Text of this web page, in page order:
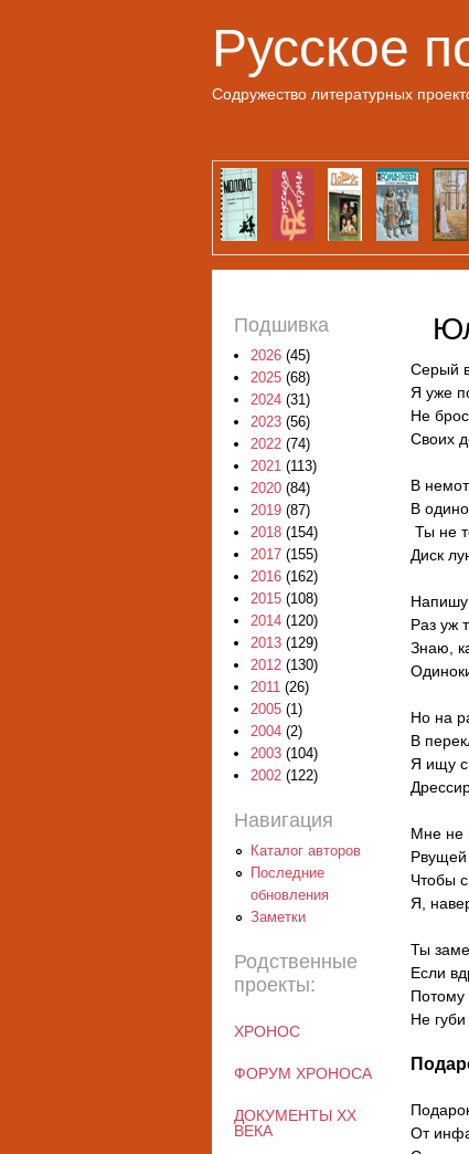
Русское
Содружество литературных
Серый
Я уже
Не
Своих
В
В
Ты не
Диск
Напишу
Раз уж
Знаю,
Но на
В
Я ищу
Мне не
Рвущей
Чтобы с
Я,
Ты
Если
Потому
Не
От
Подшивка
2026 (45)
2025 (68)
2024 (31)
2023 (56)
2022 (74)
2021 (113)
2020 (84)
2019 (87)
2018 (154)
2017 (155)
2016 (162)
2015 (108)
2014 (120)
2013 (129)
2012 (130)
2011 (26)
2005 (1)
2004 (2)
2003 (104)
2002 (122)
Навигация
Каталог авторов
Последние
обновления
Заметки
Родственные
проекты:
ХРОНОС
ФОРУМ ХРОНОСА
ДОКУМЕНТЫ XX
ВЕКА